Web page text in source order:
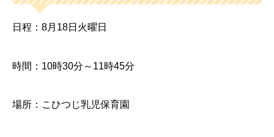
日程：8月18日火曜日
時間：10時30分～11時45分
場所：こひつじ乳児保育園